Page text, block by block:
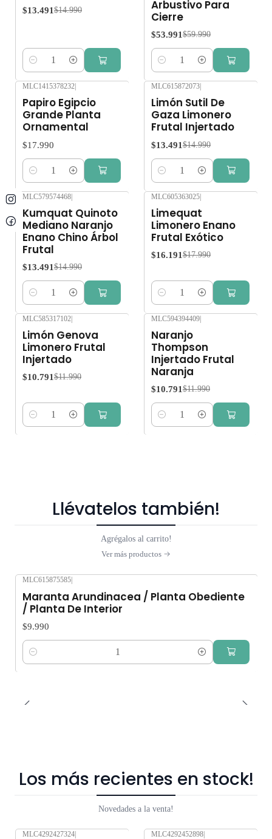
$13.491 $14.990
Cantidad
Arbustivo Para
Cierre
$53.991 $59.990
Cantidad
MLC1415378232
Papiro Egipcio
Grande Planta
Ornamental
$17.990
Cantidad
MLC615872073
Limón Sutil De
Gaza Limonero
Frutal Injertado
$13.491 $14.990
Cantidad
MLC579574468|
Kumquat Quinoto
Mediano Naranjo
Enano Chino Árbol
Frutal
$13.491 $14.990
Cantidad
MLC605363025|
Limequat
Limonero Enano
Frutal Exótico
$16.191 $17.990
Cantidad
MLC585317102
Limón Genova
Limonero Frutal
Injertado
$10.791 $11.990
Cantidad
MLC594394409
Naranjo
Thompson
Injertado Frutal
Naranja
$10.791 $11.990
Cantidad
Llévatelos también!
Agrégalos al carrito!
Ver más productos
MLC615875585
Maranta Arundinacea / Planta Obediente
/ Planta De Interior
$9.990
Cantidad
Los más recientes en stock!
Novedades a la venta!
MLC4292427324| MLC4292452898|